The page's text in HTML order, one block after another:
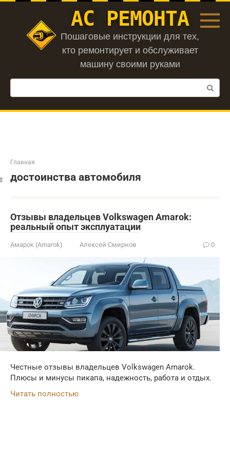
Перейти
АС РЕМОНТА
Пошаговые инструкции для тех,
кто ремонтирует и обслуживает
машину своими руками
Поиск:
Главная
достоинства автомобиля
Отзывы владельцев Volkswagen Amarok:
реальный опыт эксплуатации
Амарок (Amarok) Алексей Смирнов 0
Честные отзывы владельцев Volkswagen Amarok.
Плюсы и минусы пикапа, надежность, работа и отдых.
Читать полностью